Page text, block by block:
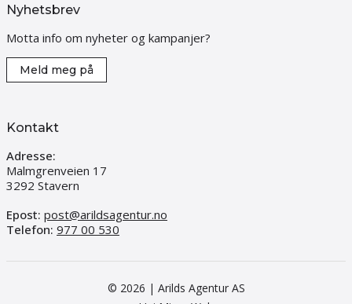
Nyhetsbrev
Motta info om nyheter og kampanjer?
Meld meg på
Kontakt
Adresse:
Malmgrenveien 17
3292 Stavern
Epost: post@arildsagentur.no
Telefon: 977 00 530
© 2026 | Arilds Agentur AS